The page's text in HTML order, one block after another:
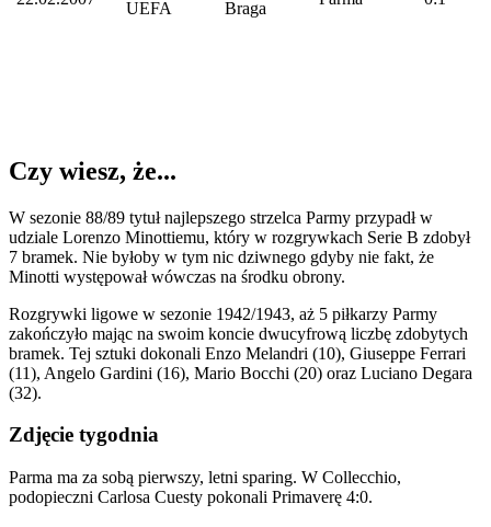
UEFA
Braga
Czy wiesz, że...
W sezonie 88/89 tytuł najlepszego strzelca Parmy przypadł w
udziale Lorenzo Minottiemu, który w rozgrywkach Serie B zdobył
7 bramek. Nie byłoby w tym nic dziwnego gdyby nie fakt, że
Minotti występował wówczas na środku obrony.
Rozgrywki ligowe w sezonie 1942/1943, aż 5 piłkarzy Parmy
zakończyło mając na swoim koncie dwucyfrową liczbę zdobytych
bramek. Tej sztuki dokonali Enzo Melandri (10), Giuseppe Ferrari
(11), Angelo Gardini (16), Mario Bocchi (20) oraz Luciano Degara
(32).
Zdjęcie tygodnia
Parma ma za sobą pierwszy, letni sparing. W Collecchio,
podopieczni Carlosa Cuesty pokonali Primaverę 4:0.